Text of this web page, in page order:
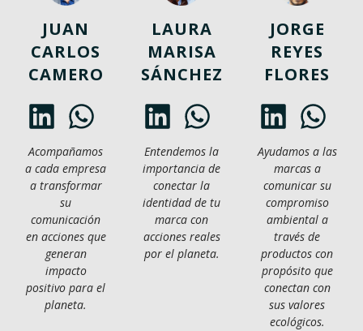
JUAN
CARLOS
CAMERO
Acompañamos
a cada empresa
a transformar
su
comunicación
en acciones que
generan
impacto
positivo para el
planeta.
LAURA
MARISA
SÁNCHEZ
Entendemos la
importancia de
conectar la
identidad de tu
marca con
acciones reales
por el planeta.
JORGE
REYES
FLORES
Ayudamos a las
marcas a
comunicar su
compromiso
ambiental a
través de
productos con
propósito que
conectan con
sus valores
ecológicos.